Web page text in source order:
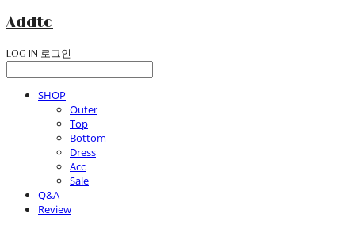
Addto
LOG IN 로그인
SHOP
Outer
Top
Bottom
Dress
Acc
Sale
Q&A
Review